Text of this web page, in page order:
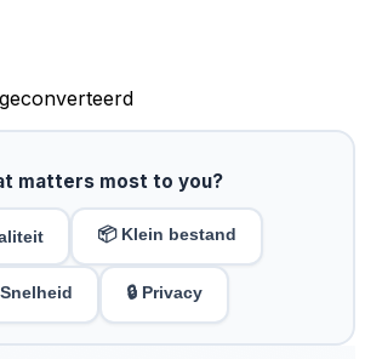
matters most to you?
📦 Klein bestand
Snelheid 🔒 Privacy